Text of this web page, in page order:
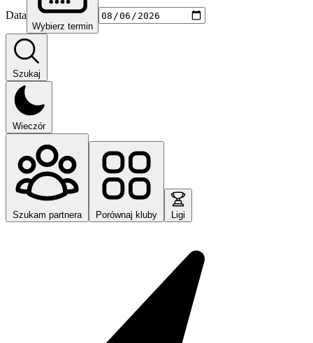
Data
Wybierz termin
Szukaj
Wieczór
Szukam partnera Porównaj kluby Ligi